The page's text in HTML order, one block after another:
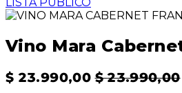
Vino Mara
$ 23.990,00 $23.990,00